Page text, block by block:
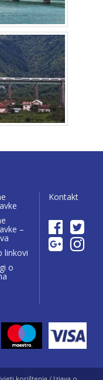
–
linkovi
o
Kontakt